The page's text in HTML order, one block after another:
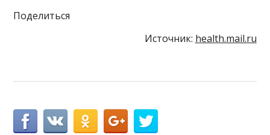
Поделиться
Источник: health.mail.ru